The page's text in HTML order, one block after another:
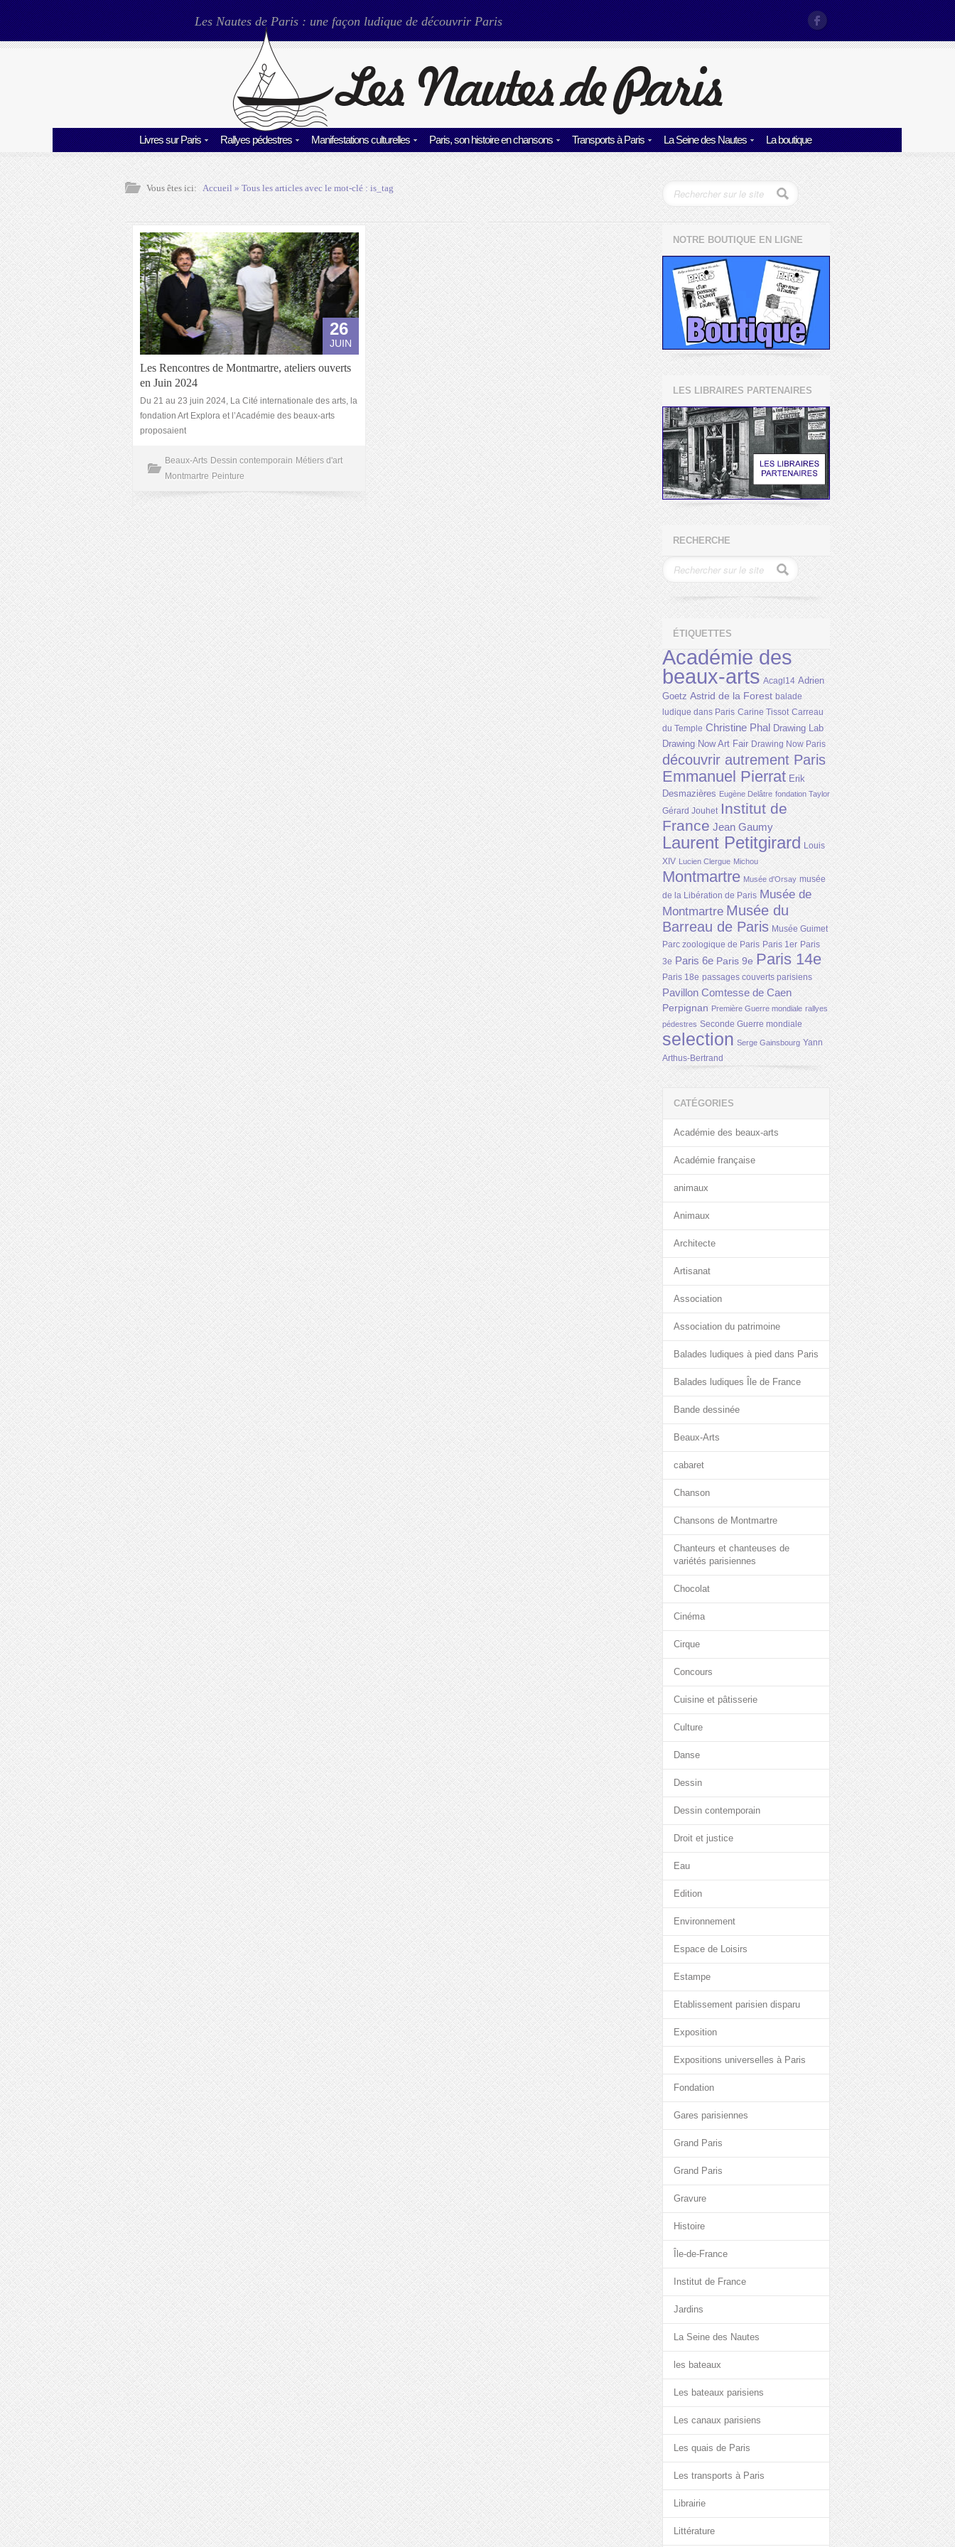
Les Nautes de Paris : une façon ludique de découvrir Paris
Livres sur Paris Rallyes pédestres Manifestations culturelles Paris, son histoire en chansons Transports à Paris La Seine des Nautes La boutique
Vous êtes ici: Accueil» Tous les articles avec le mot-clé :is_tag
26
JUIN
Les Rencontres de Montmartre, ateliers ouverts
en Juin 2024
Du 21 au 23 juin 2024, La Cité internationale des arts, la
fondation Art Explora et l’Académie des beaux-arts
proposaient
Beaux-Arts Dessin contemporain Métiers d'art
Montmartre Peinture
NOTRE BOUTIQUE EN LIGNE
LES LIBRAIRES PARTENAIRES
RECHERCHE
ÉTIQUETTES
Académie des
beaux-arts Acagl14 Adrien
Goetz Astrid de la Forest balade
ludique dans Paris Carine Tissot Carreau
du Temple Christine Phal Drawing Lab
Drawing Now Art Fair Drawing Now Paris
découvrir autrement Paris
Emmanuel Pierrat Erik
Desmazières Eugène Delâtre fondation Taylor
Gérard Jouhet Institut de
France Jean Gaumy
Laurent Petitgirard Louis
XIV Lucien Clergue Michou
Montmartre Musée d'Orsay musée
de la Libération de Paris Musée de
Montmartre Musée du
Barreau de Paris Musée Guimet
Parc zoologique de Paris Paris 1er Paris
3e Paris 6e Paris 9e Paris 14e
Paris 18e passages couverts parisiens
Pavillon Comtesse de Caen
Perpignan Première Guerre mondiale rallyes
pédestres Seconde Guerre mondiale
selection Serge Gainsbourg Yann
Arthus-Bertrand
CATÉGORIES
Académie des beaux-arts
Académie française
animaux
Animaux
Architecte
Artisanat
Association
Association du patrimoine
Balades ludiques à pied dans Paris
Balades ludiques Île de France
Bande dessinée
Beaux-Arts
cabaret
Chanson
Chansons de Montmartre
Chanteurs et chanteuses de
variétés parisiennes
Chocolat
Cinéma
Cirque
Concours
Cuisine et pâtisserie
Culture
Danse
Dessin
Dessin contemporain
Droit et justice
Eau
Edition
Environnement
Espace de Loisirs
Estampe
Etablissement parisien disparu
Exposition
Expositions universelles à Paris
Fondation
Gares parisiennes
Grand Paris
Grand Paris
Gravure
Histoire
Île-de-France
Institut de France
Jardins
La Seine des Nautes
les bateaux
Les bateaux parisiens
Les canaux parisiens
Les quais de Paris
Les transports à Paris
Librairie
Littérature